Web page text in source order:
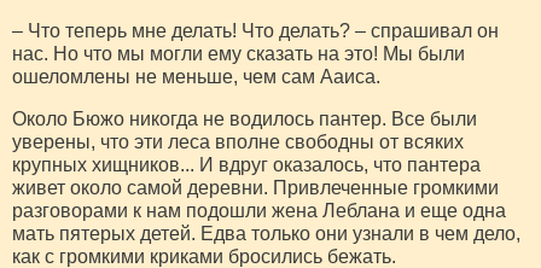
– Что теперь мне делать! Что делать? – спрашивал он
нас. Но что мы могли ему сказать на это! Мы были
ошеломлены не меньше, чем сам Ааиса.
Около Бюжо никогда не водилось пантер. Все были
уверены, что эти леса вполне свободны от всяких
крупных хищников... И вдруг оказалось, что пантера
живет около самой деревни. Привлеченные громкими
разговорами к нам подошли жена Леблана и еще одна
мать пятерых детей. Едва только они узнали в чем дело,
как с громкими криками бросились бежать.